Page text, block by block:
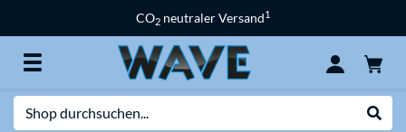
CO2 neutraler Versand1